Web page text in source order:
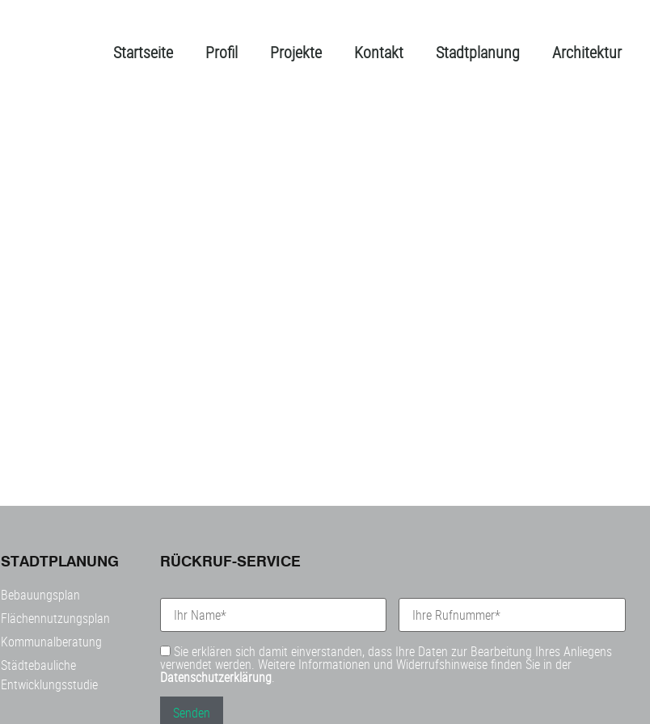
Startseite Profil Projekte Kontakt Stadtplanung Architektur
STADTPLANUNG
Bebauungsplan
Flächennutzungsplan
Kommunalberatung
Städtebauliche
Entwicklungsstudie
RÜCKRUF-SERVICE
Sie erklären sich damit einverstanden, dass Ihre Daten zur Bearbeitung Ihres Anliegens
verwendet werden. Weitere Informationen und Widerrufshinweise finden Sie in der
Datenschutzerklärung.